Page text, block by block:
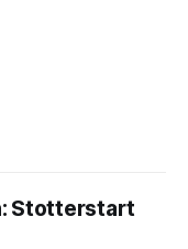
Stotterstart